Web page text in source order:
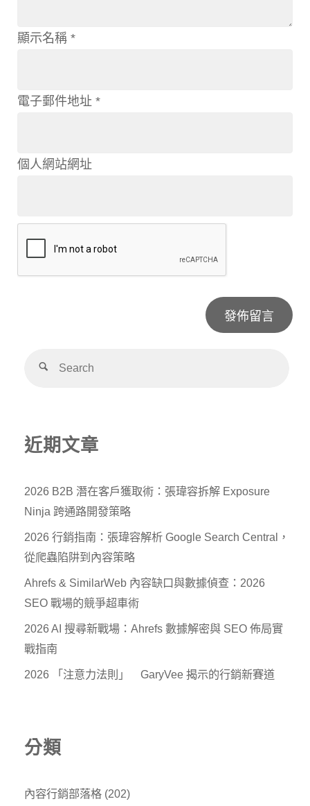
顯示名稱 *
電子郵件地址 *
個人網站網址
近期文章
2026 B2B 潛在客戶獲取術：張瑋容拆解 Exposure
Ninja 跨通路開發策略
2026 行銷指南：張瑋容解析 Google Search Central，
從爬蟲陷阱到內容策略
Ahrefs & SimilarWeb 內容缺口與數據偵查：2026
SEO 戰場的競爭超車術
2026 AI 搜尋新戰場：Ahrefs 數據解密與 SEO 佈局實
戰指南
2026 「注意力法則」 GaryVee 揭示的行銷新賽道
分類
內容行銷部落格 (202)